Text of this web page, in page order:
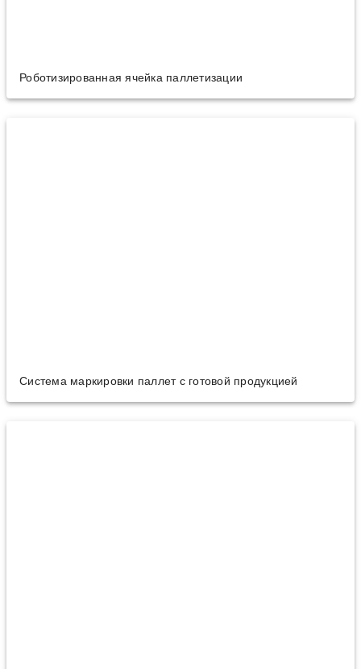
Роботизированная ячейка паллетизации
Cистема маркировки паллет с готовой продукцией